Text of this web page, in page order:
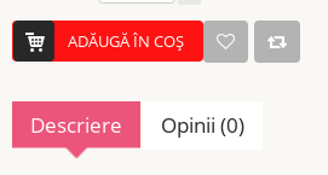
ADĂUGĂ ÎN COŞ
Descriere Opinii (0)